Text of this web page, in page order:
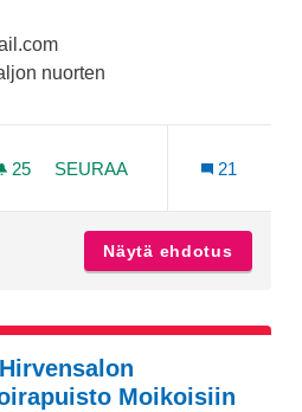
nuorten
25 25 SEURAAJAA
SEURAA
21
Näytä ehdotus
Moikoisiin